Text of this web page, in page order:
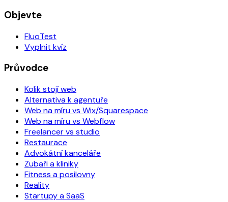
Objevte
FluoTest
Vyplnit kvíz
Průvodce
Kolik stojí web
Alternativa k agentuře
Web na míru vs Wix/Squarespace
Web na míru vs Webflow
Freelancer vs studio
Restaurace
Advokátní kanceláře
Zubaři a kliniky
Fitness a posilovny
Reality
Startupy a SaaS